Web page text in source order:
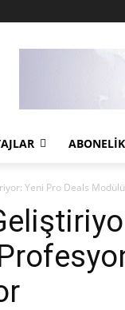
ABONELIK
Yeni Pro Deals